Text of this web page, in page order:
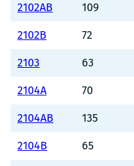
2102AB 109
2102B 72
2103 63
2104A 70
2104AB 135
2104B 65